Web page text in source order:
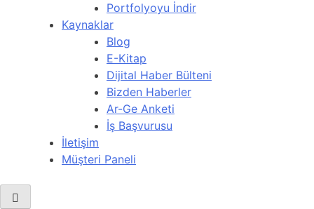
Portfolyoyu İndir
Kaynaklar
Blog
E-Kitap
Dijital Haber Bülteni
Bizden Haberler
Ar-Ge Anketi
İş Başvurusu
İletişim
Müşteri Paneli